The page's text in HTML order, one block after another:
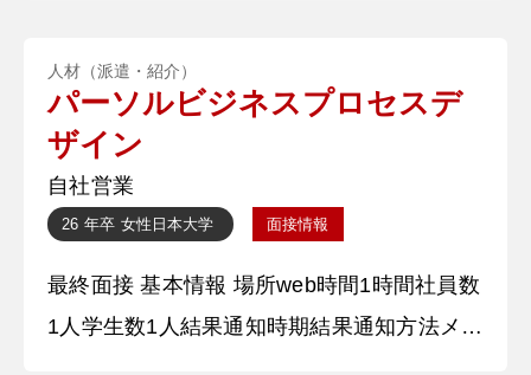
当を務めたことから学んだことを○○の際に
実践できたことでより○○についての関心と
興味が深まりました。○○部のマネージャー
の活動の中では、選手に求められていること
を正確にこなしていくために、選手一
人材（派遣・紹介）
パーソルビジネスプロセスデ
ザイン
自社営業
26 年卒 女性 日本大学 面接情報
最終面接 基本情報 場所web時間1時間社員数
1人学生数1人結果通知時期結果通知方法メー